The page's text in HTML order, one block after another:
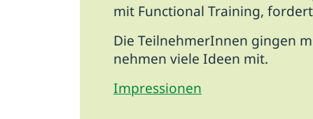
mit Functional Training,
Die TeilnehmerInnen gingen
nehmen viele Ideen mit.
Impressionen